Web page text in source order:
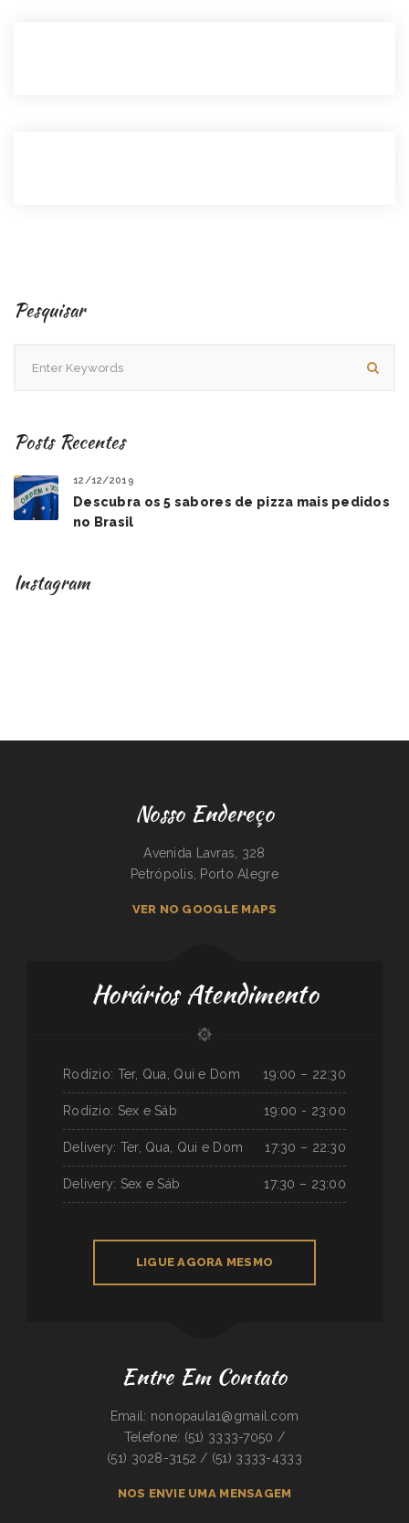
Pesquisar
Posts Recentes
12/12/2019
Descubra os 5 sabores de pizza mais pedidos
no Brasil
Instagram
Nosso Endereço
Avenida Lavras, 328
Petrópolis, Porto Alegre
VER NO GOOGLE MAPS
Horários Atendimento
Rodízio: Ter, Qua, Qui e Dom 19:00 – 22:30
Rodízio: Sex e Sáb 19:00 - 23:00
Delivery: Ter, Qua, Qui e Dom 17:30 – 22:30
Delivery: Sex e Sáb 17:30 – 23:00
LIGUE AGORA MESMO
Entre Em Contato
Email: nonopaula1@gmail.com
Telefone: (51) 3333-7050 /
(51) 3028-3152 / (51) 3333-4333
NOS ENVIE UMA MENSAGEM